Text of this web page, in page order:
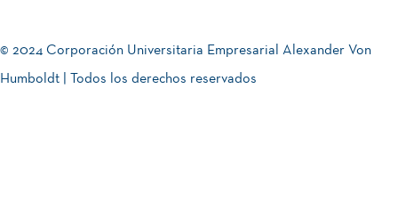
© 2024 Corporación Universitaria Empresarial Alexander Von
Humboldt | Todos los derechos reservados